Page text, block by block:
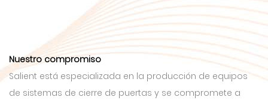
Nuestro compromiso
Salient está especializada en la producción de equipos
de sistemas de cierre de puertas y se compromete a